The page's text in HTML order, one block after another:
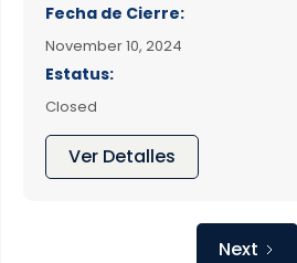
Fecha de Cierre:
November 10, 2024
Estatus:
Closed
Ver Detalles
Next